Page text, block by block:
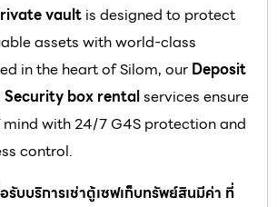
vault is designed to protect
assets with world-class
in the heart of Silom, our Deposit
Security box rentalservices ensure
mind with 24/7 G4S protection and
control.
รับบริการเช่าตู้เซฟเก็บทรัพย์สินมีค่า ที่